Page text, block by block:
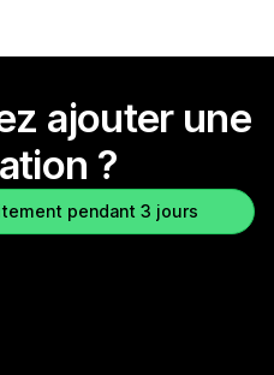
ajouter une
?
pendant 3 jours